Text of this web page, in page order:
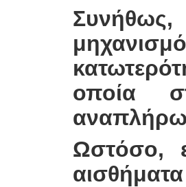
οποία
Ωστόσο,